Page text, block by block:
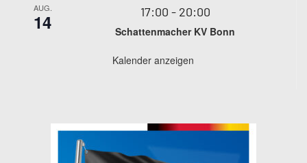
AUG.
14 17:00 - 20:00
Schattenmacher KV Bonn
Kalender anzeigen